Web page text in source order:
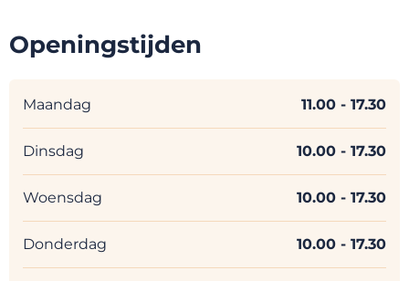
Openingstijden
Maandag 11.00 - 17.30
Dinsdag 10.00 - 17.30
Woensdag 10.00 - 17.30
Donderdag 10.00 - 17.30